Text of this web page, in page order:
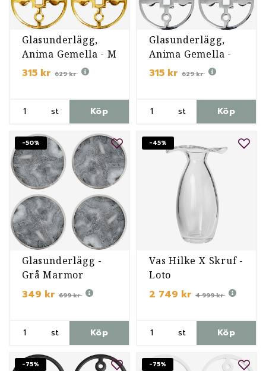
Glasunderlägg,
Anima Gemella - M
315 kr 629 kr
st Köp
Glasunderlägg,
Anima Gemella -
NP
315 kr 629 kr
st Köp
-50%
Glasunderlägg -
Grå Marmor
349 kr 699 kr
st Köp
-45%
Vas Hilke X Skruf -
Loto
2 749 kr 4 999 kr
st Köp
-75% -75%